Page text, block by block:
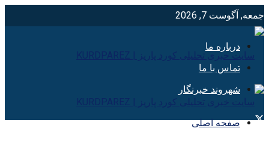
جمعه, آگوست 7, 2026
درباره ما
تماس با ما
شهروند خبرنگار
صفحه اصلی